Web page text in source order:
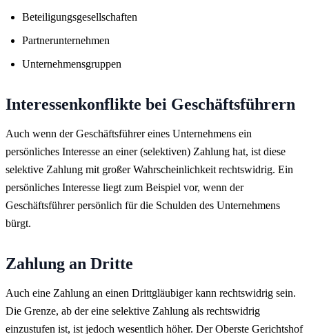
Beteiligungsgesellschaften
Partnerunternehmen
Unternehmensgruppen
Interessenkonflikte bei Geschäftsführern
Auch wenn der Geschäftsführer eines Unternehmens ein
persönliches Interesse an einer (selektiven) Zahlung hat, ist diese
selektive Zahlung mit großer Wahrscheinlichkeit rechtswidrig. Ein
persönliches Interesse liegt zum Beispiel vor, wenn der
Geschäftsführer persönlich für die Schulden des Unternehmens
bürgt.
Zahlung an Dritte
Auch eine Zahlung an einen Drittgläubiger kann rechtswidrig sein.
Die Grenze, ab der eine selektive Zahlung als rechtswidrig
einzustufen ist, ist jedoch wesentlich höher. Der Oberste Gerichtshof